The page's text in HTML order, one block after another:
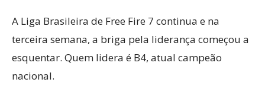
A Liga Brasileira de Free Fire 7 continua e na
terceira semana, a briga pela liderança começou a
esquentar. Quem lidera é B4, atual campeão
nacional.